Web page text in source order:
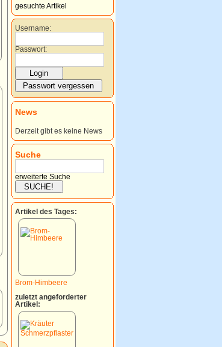
gesuchte Artikel
Username:
Passwort:
News
Derzeit gibt es keine News
Suche
erweiterte Suche
Artikel des Tages:
Brom-Himbeere
zuletzt angeforderter
Artikel: